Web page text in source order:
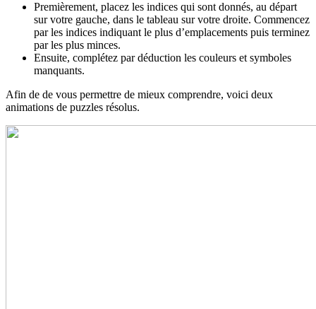
Premièrement, placez les indices qui sont donnés, au départ
sur votre gauche, dans le tableau sur votre droite. Commencez
par les indices indiquant le plus d’emplacements puis terminez
par les plus minces.
Ensuite, complétez par déduction les couleurs et symboles
manquants.
Afin de de vous permettre de mieux comprendre, voici deux
animations de puzzles résolus.